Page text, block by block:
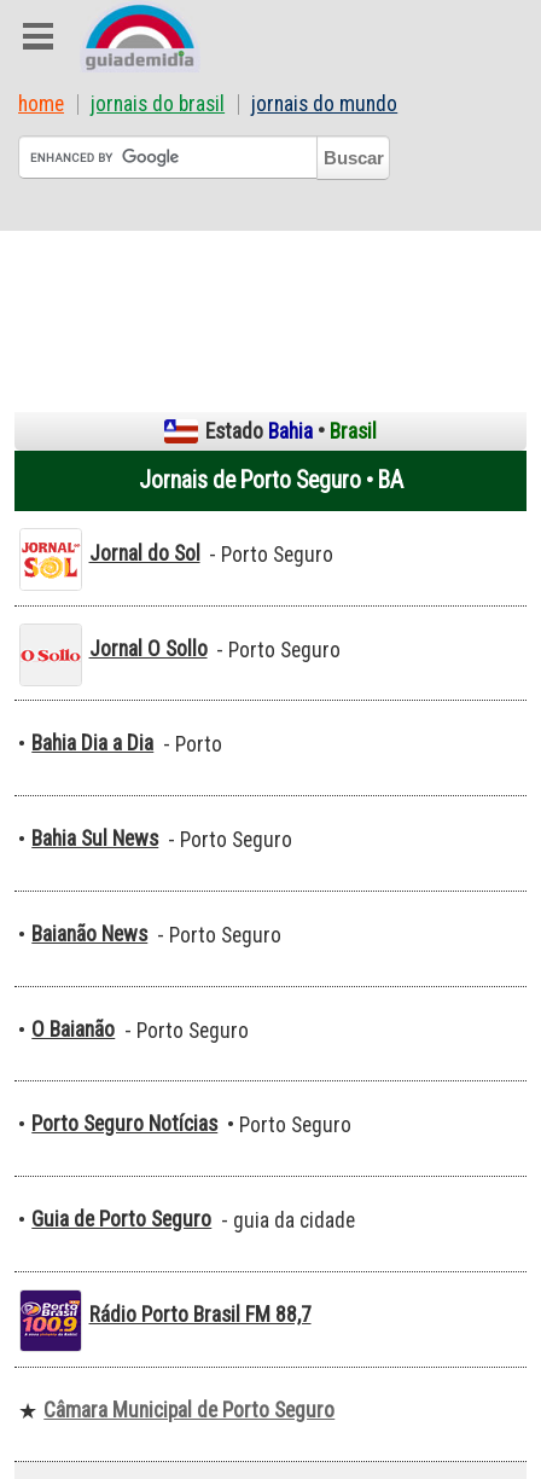
home jornais do brasil jornais do mundo
Estado Bahia • Brasil
Jornais de Porto Seguro • BA
Jornal do Sol - Porto Seguro
Jornal O Sollo - Porto Seguro
• Bahia Dia a Dia - Porto
• Bahia Sul News - Porto Seguro
• Baianão News - Porto Seguro
• O Baianão - Porto Seguro
• Porto Seguro Notícias • Porto Seguro
• Guia de Porto Seguro - guia da cidade
Rádio Porto Brasil FM 88,7
★ Câmara Municipal de Porto Seguro